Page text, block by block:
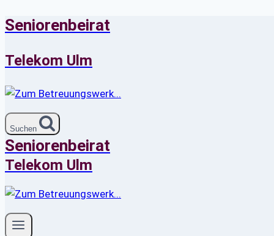
Zum
springen
Seniorenbeirat
Telekom Ulm
Suchen
Seniorenbeirat
Telekom Ulm